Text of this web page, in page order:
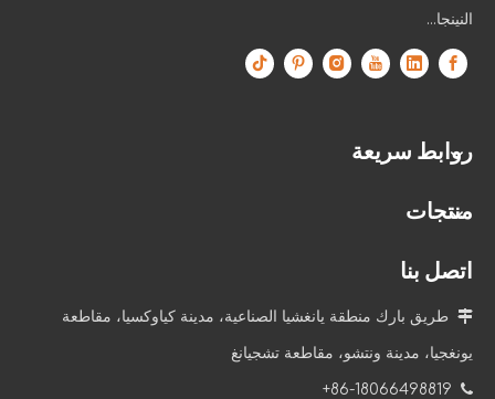
ملعب الغابة الداخلي بمساحة 1100² في الإكوادور
النينجا...
روابط سريعة
منتجات
اتصل بنا
 طريق بارك منطقة يانغشيا الصناعية، مدينة كياوكسيا، مقاطعة
يونغجيا، مدينة ونتشو، مقاطعة تشجيانغ

86-18066498819+